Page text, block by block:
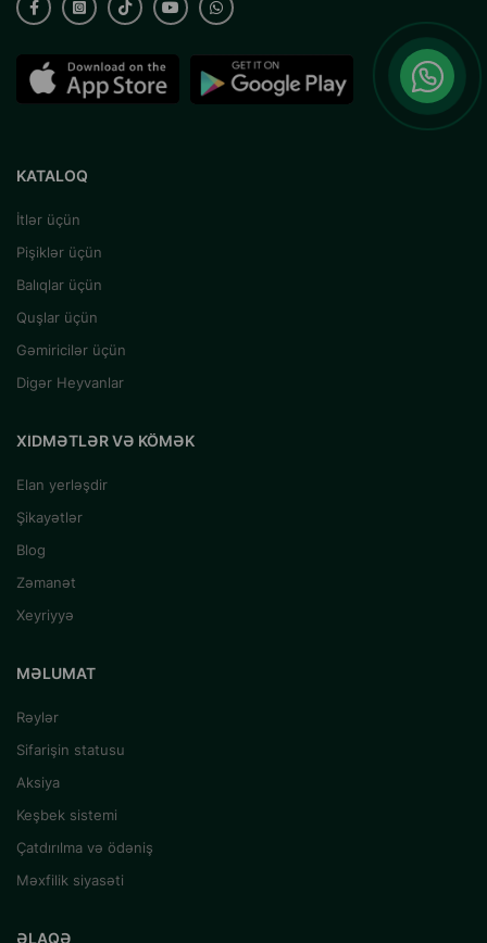
KATALOQ
İtlər üçün
Pişiklər üçün
Balıqlar üçün
Quşlar üçün
Gəmiricilər üçün
Digər Heyvanlar
XIDMƏTLƏR VƏ KÖMƏK
Elan yerləşdir
Şikayətlər
Blog
Zəmanət
Xeyriyyə
MƏLUMAT
Rəylər
Sifarişin statusu
Aksiya
Keşbek sistemi
Çatdırılma və ödəniş
Məxfilik siyasəti
ƏLAQƏ